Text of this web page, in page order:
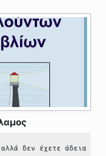
δεν έχετε άδεια να